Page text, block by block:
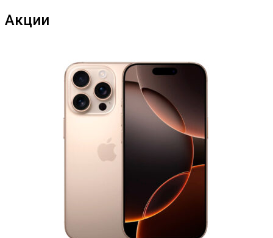
Акции